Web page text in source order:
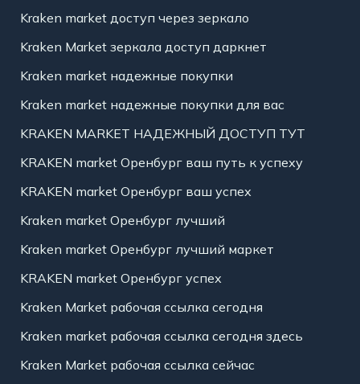
Kraken market доступ через зеркало
Kraken Market зеркала доступ даркнет
Kraken market надежные покупки
Kraken market надежные покупки для вас
KRAKEN MARKET НАДЕЖНЫЙ ДОСТУП ТУТ
KRAKEN market Оренбург ваш путь к успеху
KRAKEN market Оренбург ваш успех
Kraken market Оренбург лучший
Kraken market Оренбург лучший маркет
KRAKEN market Оренбург успех
Kraken Market рабочая ссылка сегодня
Kraken market рабочая ссылка сегодня здесь
Kraken Market рабочая ссылка сейчас